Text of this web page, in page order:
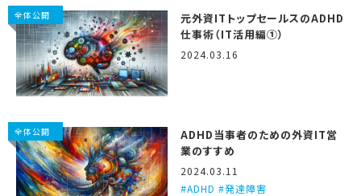
全体公開
元外資ITトップセールスのADHD
仕事術（IT活用編①）
2024.03.16
全体公開
ADHD当事者のための外資IT営
業のすすめ
2024.03.11
ADHD #発達障害